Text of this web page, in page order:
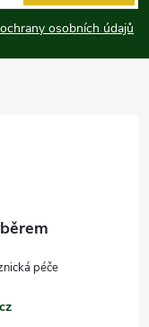
osobních údajů